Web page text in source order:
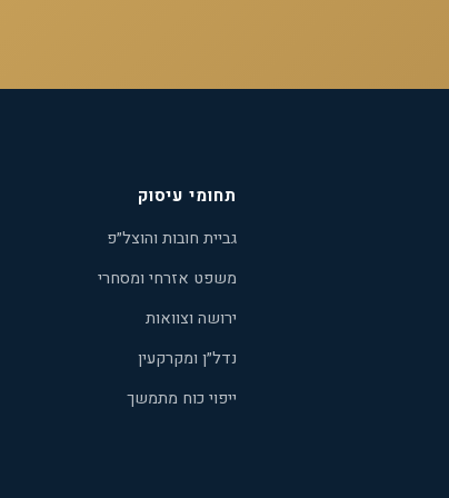
תחומי עיסוק
גביית חובות והוצל״פ
משפט אזרחי ומסחרי
ירושה וצוואות
נדל״ן ומקרקעין
ייפוי כוח מתמשך